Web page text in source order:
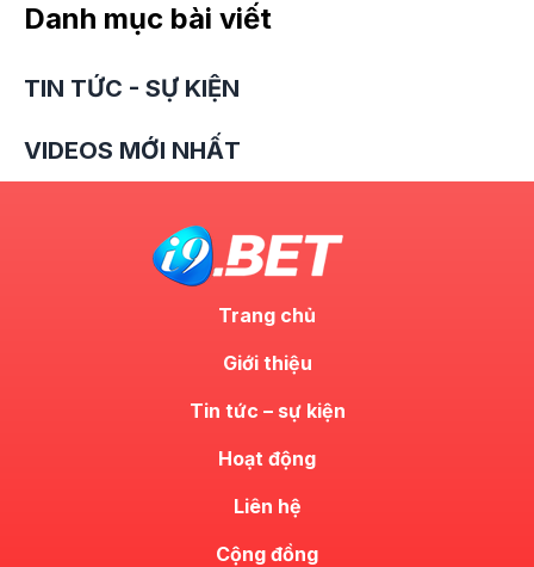
Danh mục bài viết
TIN TỨC - SỰ KIỆN
VIDEOS MỚI NHẤT
Trang chủ
Giới thiệu
Tin tức – sự kiện
Hoạt động
Liên hệ
Cộng đồng